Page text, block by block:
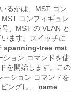
るかは、MST コン
コンフィギュレ
、MST の VLAN と
ます。スイッチに
spanning-tree mst
ション コマンドを使
を開始します。この
ーション コマンドを
ングし、
name